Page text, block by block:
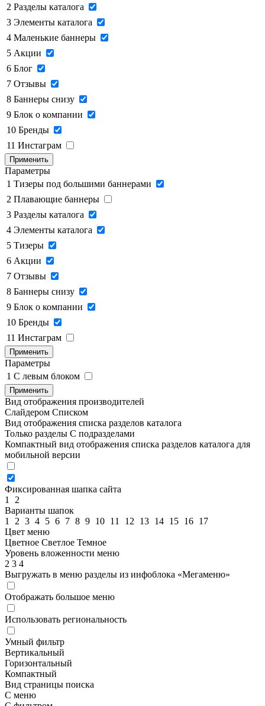
2 Разделы каталога
3 Элементы каталога
4 Маленькие баннеры
5 Акции
6 Блог
7 Отзывы
8 Баннеры снизу
9 Блок о компании
10 Бренды
11 Инстаграм
Применить
Параметры
1 Тизеры под большими баннерами
2 Плавающие баннеры
3 Разделы каталога
4 Элементы каталога
5 Тизеры
6 Акции
7 Отзывы
8 Баннеры снизу
9 Блок о компании
10 Бренды
11 Инстаграм
Применить
Параметры
1 C левым блоком
Применить
Вид отображения производителей
Слайдером Списком
Вид отображения списка разделов каталога
Только разделы С подразделами
Компактный вид отображения списка разделов каталога для
мобильной версии
Фиксированная шапка сайта
1
2
Варианты шапок
1
2 3 4 5 6 7 8 9 10 11 12 13 14 15 16 17
Цвет меню
Цветное Светлое Темное
Уровень вложенности меню
2 3 4
Выгружать в меню разделы из инфоблока «Мегаменю»
Отображать большое меню
Использовать региональность
Умный фильтр
Вертикальный
Горизонтальный
Компактный
Вид страницы поиска
С меню